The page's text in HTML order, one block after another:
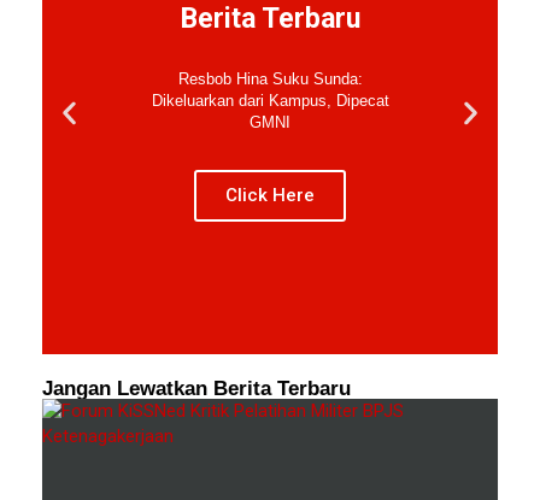
Berita Terbaru
Resbob Hina Suku Sunda:
Dikeluarkan dari Kampus, Dipecat
GMNI
Click Here
Jangan Lewatkan Berita Terbaru